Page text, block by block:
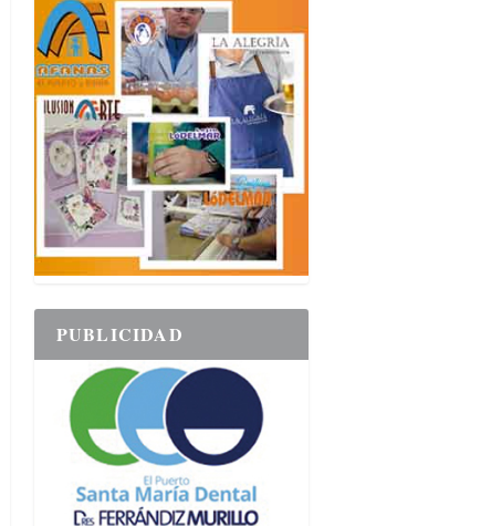
PUBLICIDAD